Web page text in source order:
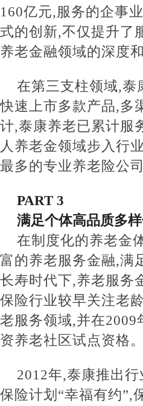
160亿元,服务的企事
式的创新,不仅提升了
养老金融领域的深度和
在第三支柱领域,泰
快速上市多款产品,多
计,泰康养老已累计服
人养老金领域步入行
最多的专业养老险公司
PART 3
满足个体高品质多
在制度化的养老金
富的养老服务金融,满
长寿时代下,养老服务
保险行业较早关注老
老服务领域,并在
资养老社区试点资格。
2012年,泰康推出
保险计划“幸福有约”,